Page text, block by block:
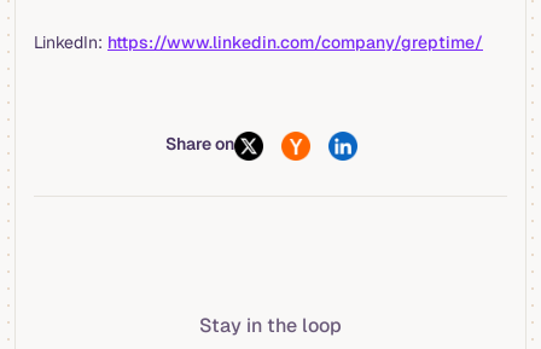
LinkedIn: https://www.linkedin.com/company/greptime/
Share on
Stay in the loop